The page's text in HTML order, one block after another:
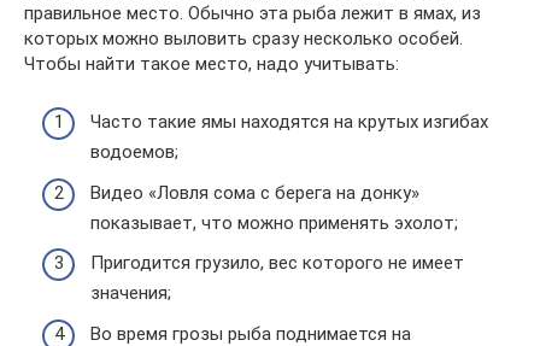
правильное место. Обычно эта рыба лежит в ямах, из
которых можно выловить сразу несколько особей.
Чтобы найти такое место, надо учитывать:
Часто такие ямы находятся на крутых изгибах
водоемов;
Видео «Ловля сома с берега на донку»
показывает, что можно применять эхолот;
Пригодится грузило, вес которого не имеет
значения;
Во время грозы рыба поднимается на